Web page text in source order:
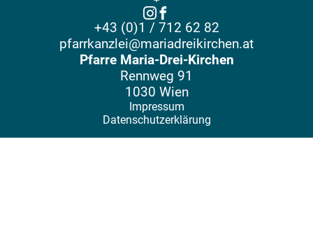
+43 (0)1 / 712 62 82
pfarrkanzlei@mariadreikirchen.at
Pfarre Maria-Drei-Kirchen
Rennweg 91
1030 Wien
Impressum
Datenschutzerklärung